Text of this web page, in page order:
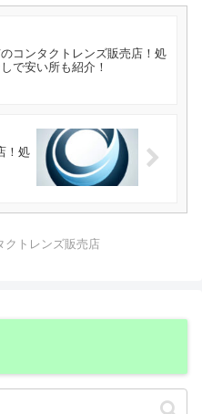
コンタクトレンズ販売店！処
で安い所も紹介！
！処
クトレンズ販売店